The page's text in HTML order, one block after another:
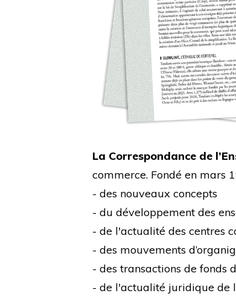
La Correspondance de
commerce. Fondé en mars
- des nouveaux concepts
- du développement des
- de l'actualité des centres
- des mouvements
- des transactions de fonds
- de l'actualité juridique de